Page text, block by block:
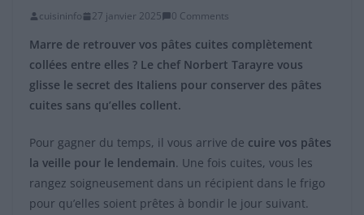
cuisininfo 27 janvier 2025 0 Comments
Marre de retrouver vos pâtes cuites complètement
collées entre elles ? Le chef Norbert Tarayre vous
glisse le secret des Italiens pour conserver des pâtes
cuites sans qu’elles collent.
Pour gagner du temps, il vous arrive de cuire vos pâtes
la veille pour le lendemain. Une fois cuites, vous les
rangez soigneusement dans un récipient dans le frigo
pour qu’elles soient prêtes à bondir le jour suivant.